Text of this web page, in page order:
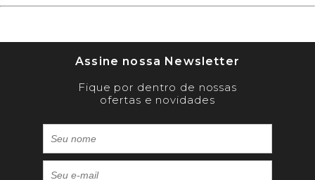
Assine nossa Newsletter
Fique por dentro de nossas
ofertas e novidades